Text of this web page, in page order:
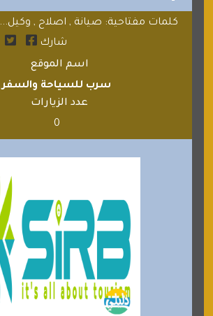
كلمات مفتاحية: صيانة , اصلاح , وكيل...
شارك
اسم الموقع
سرب للسياحة والسفر
عدد الزيارات
0